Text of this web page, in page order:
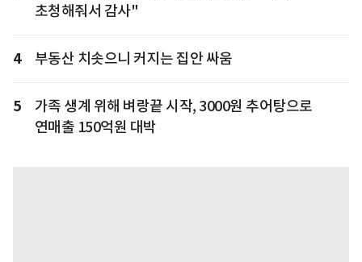
초청해줘서 감사"
4 부동산 치솟으니 커지는 집안 싸움
5
가족 생계 위해 벼랑끝 시작, 3000원 추어탕으로
연매출 150억원 대박